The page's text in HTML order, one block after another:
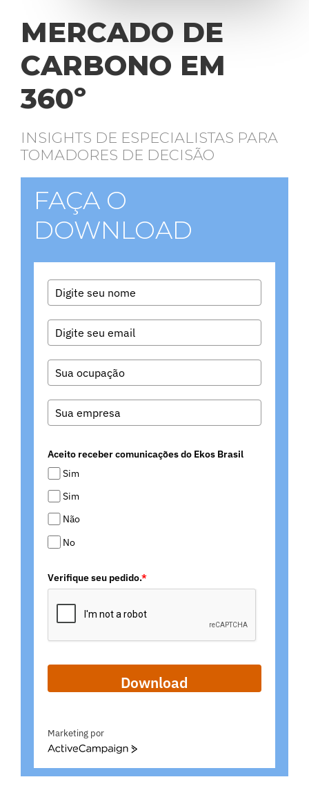
MERCADO DE
CARBONO EM
360º
INSIGHTS DE ESPECIALISTAS PARA
TOMADORES DE DECISÃO
FAÇA O
DOWNLOAD
Aceito receber comunicações do Ekos Brasil
Sim
Sim
Não
No
Verifique seu pedido.*
Download
Marketing por
ActiveCampaign